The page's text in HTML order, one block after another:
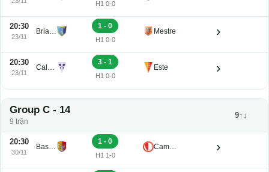
H1 0-0
20:30
23/11
Brian Lignano
1 - 0
H1 0-0
Mestre ›
20:30
23/11
Calvi Noale
3 - 1
H1 0-0
Este ›
Group C - 14
9 trận
9↑↓
20:30
30/11
Bassano Virtus
1 - 0
H1 1-0
Campodarsego ›